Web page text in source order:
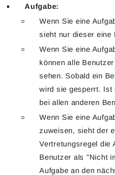
Aufgabe:
Wenn Sie eine
sieht nur dieser eine
Wenn Sie eine
können alle
sehen. Sobald ein
wird sie gesperrt. Ist
bei allen anderen
Wenn Sie eine
zuweisen, sieht der
Vertretungsregel die
Benutzer als "Nicht
Aufgabe an den